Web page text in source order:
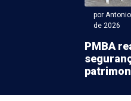
por
de 2026
PMBA
Interinstitucional de